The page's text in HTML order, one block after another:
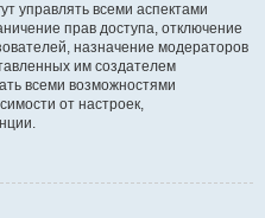
управлять всеми аспектами
прав доступа, отключение
назначение модераторов
им создателем
всеми возможностями
от настроек,